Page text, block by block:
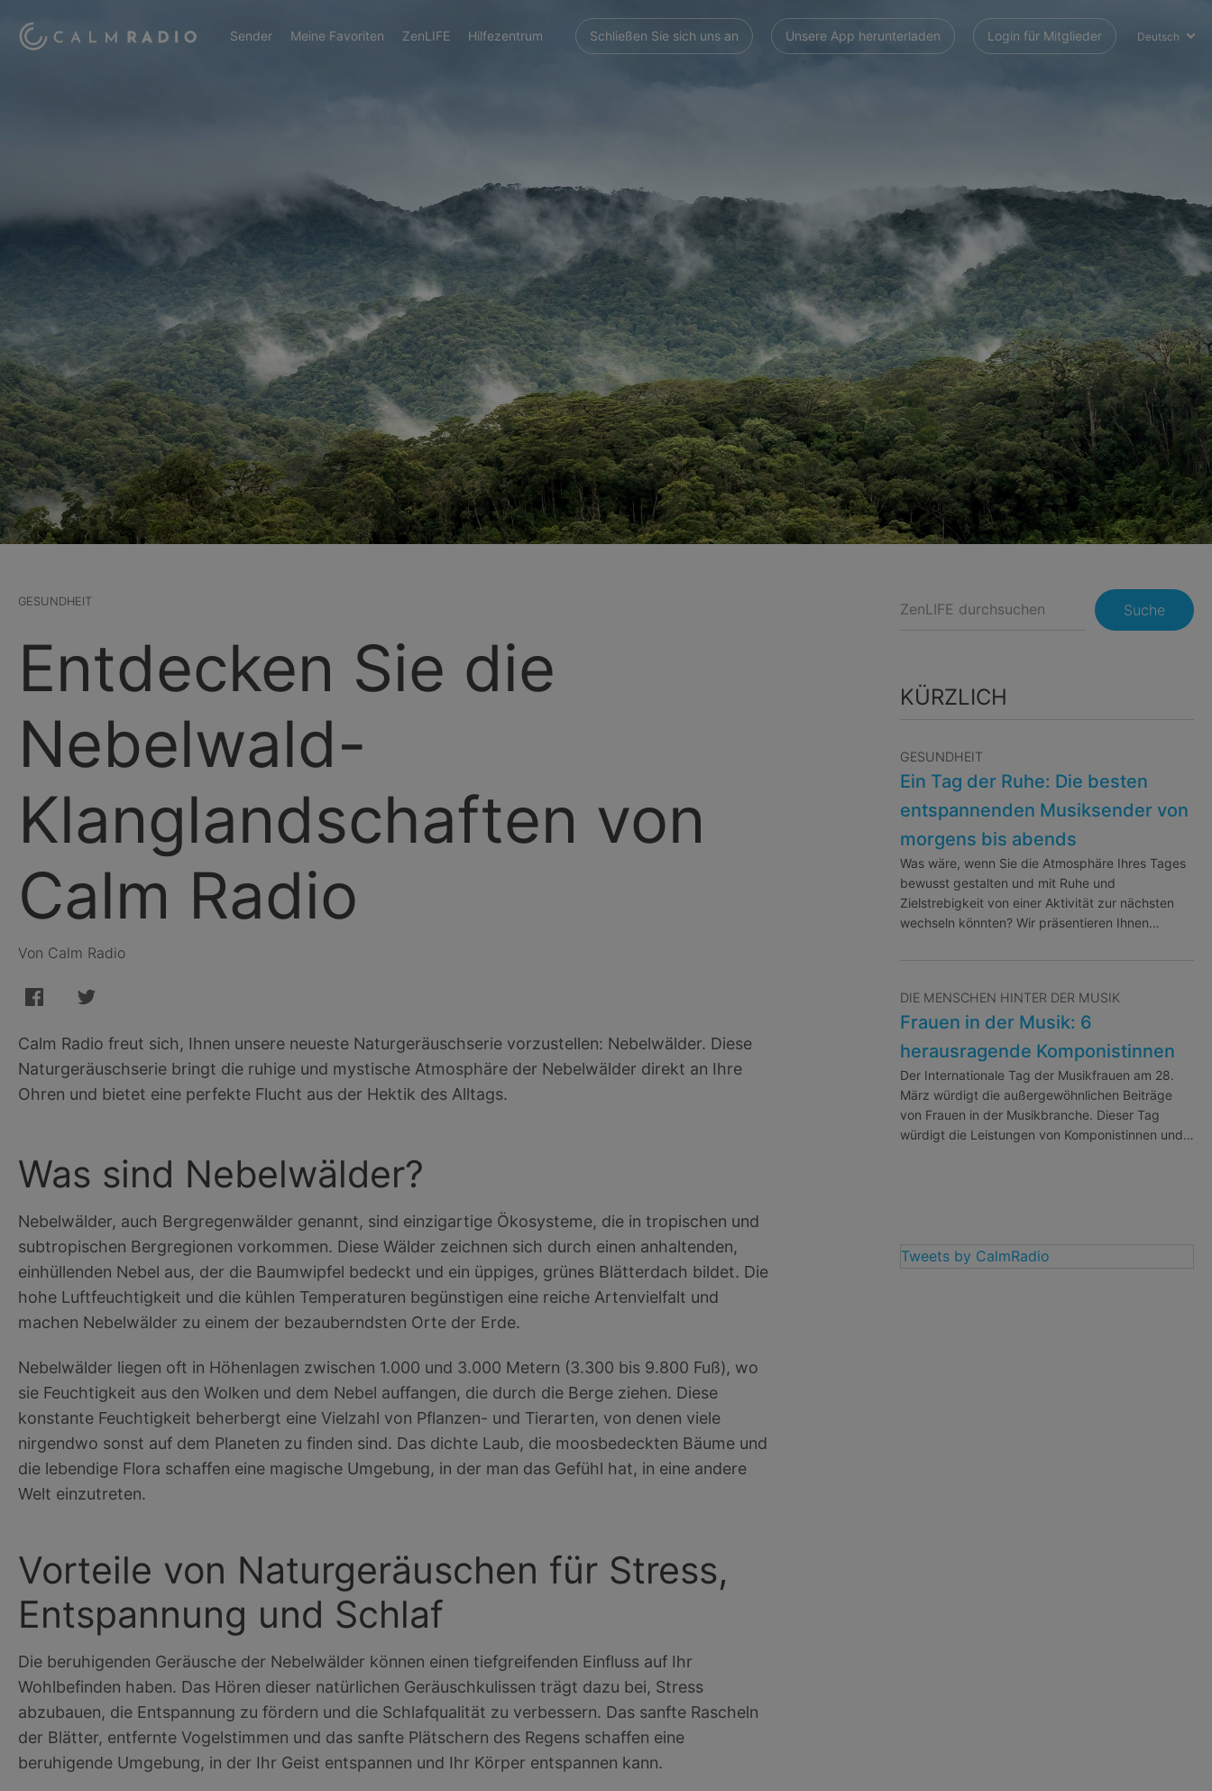
Sender Meine Favoriten ZenLIFE Hilfezentrum Schließen Sie sich uns an Unsere App herunterladen Login für Mitglieder Deutsch
GESUNDHEIT
Entdecken Sie die
Nebelwald-
Klanglandschaften von
Calm Radio
Von Calm Radio
Calm Radio freut sich, Ihnen unsere neueste Naturgeräuschserie vorzustellen: Nebelwälder. Diese
Naturgeräuschserie bringt die ruhige und mystische Atmosphäre der Nebelwälder direkt an Ihre
Ohren und bietet eine perfekte Flucht aus der Hektik des Alltags.
Was sind Nebelwälder?
Nebelwälder, auch Bergregenwälder genannt, sind einzigartige Ökosysteme, die in tropischen und
subtropischen Bergregionen vorkommen. Diese Wälder zeichnen sich durch einen anhaltenden,
einhüllenden Nebel aus, der die Baumwipfel bedeckt und ein üppiges, grünes Blätterdach bildet. Die
hohe Luftfeuchtigkeit und die kühlen Temperaturen begünstigen eine reiche Artenvielfalt und
machen Nebelwälder zu einem der bezauberndsten Orte der Erde.
Nebelwälder liegen oft in Höhenlagen zwischen 1.000 und 3.000 Metern (3.300 bis 9.800 Fuß), wo
sie Feuchtigkeit aus den Wolken und dem Nebel auffangen, die durch die Berge ziehen. Diese
konstante Feuchtigkeit beherbergt eine Vielzahl von Pflanzen- und Tierarten, von denen viele
nirgendwo sonst auf dem Planeten zu finden sind. Das dichte Laub, die moosbedeckten Bäume und
die lebendige Flora schaffen eine magische Umgebung, in der man das Gefühl hat, in eine andere
Welt einzutreten.
Vorteile von Naturgeräuschen für Stress,
Entspannung und Schlaf
Die beruhigenden Geräusche der Nebelwälder können einen tiefgreifenden Einfluss auf Ihr
Wohlbefinden haben. Das Hören dieser natürlichen Geräuschkulissen trägt dazu bei, Stress
abzubauen, die Entspannung zu fördern und die Schlafqualität zu verbessern. Das sanfte Rascheln
der Blätter, entfernte Vogelstimmen und das sanfte Plätschern des Regens schaffen eine
beruhigende Umgebung, in der Ihr Geist entspannen und Ihr Körper entspannen kann.
Suche
KÜRZLICH
GESUNDHEIT
Ein Tag der Ruhe: Die besten
entspannenden Musiksender von
morgens bis abends
Was wäre, wenn Sie die Atmosphäre Ihres Tages
bewusst gestalten und mit Ruhe und
Zielstrebigkeit von einer Aktivität zur nächsten
wechseln könnten? Wir präsentieren Ihnen…
DIE MENSCHEN HINTER DER MUSIK
Frauen in der Musik: 6
herausragende Komponistinnen
Der Internationale Tag der Musikfrauen am 28.
März würdigt die außergewöhnlichen Beiträge
von Frauen in der Musikbranche. Dieser Tag
würdigt die Leistungen von Komponistinnen und…
Tweets by CalmRadio